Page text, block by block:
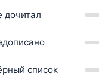
дочитал
список